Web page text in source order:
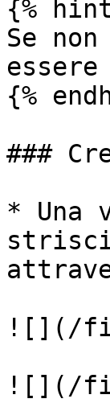
{%
Se
{%
###
* Una
![](/
![](/